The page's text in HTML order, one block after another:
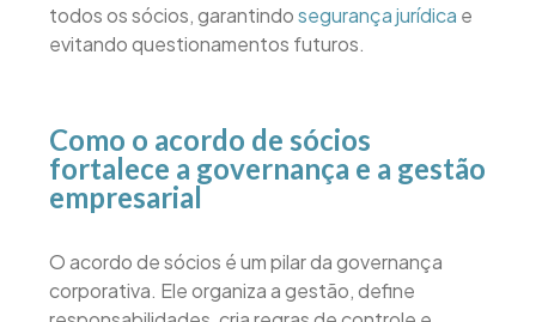
todos os sócios, garantindosegurança jurídica e
evitando questionamentos futuros.
Como o acordo de sócios
fortalece a governança e a gestão
empresarial
O acordo de sócios é um pilar da governança
corporativa. Ele organiza a gestão, define